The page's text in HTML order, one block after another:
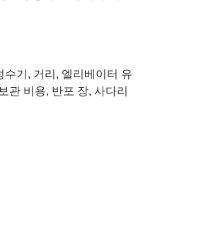
기, 거리, 엘리베이터 유
관 비용, 반포 장, 사다리